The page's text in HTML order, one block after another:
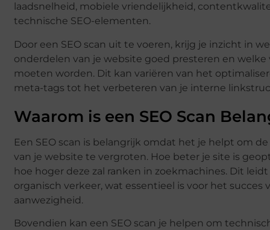
laadsnelheid, mobiele vriendelijkheid,
technische SEO-elementen.
Door een SEO scan uit te voeren, krijg je inzicht in
onderdelen van je website goed presteren en
moeten worden. Dit kan variëren van het
meta-tags tot het verbeteren van je interne
Waarom is een SEO Scan
Een SEO scan is belangrijk omdat het je helpt om
van je website te vergroten. Hoe beter je site is
hoe hoger deze zal ranken in zoekmachines. Dit
organisch verkeer, wat essentieel is voor het succes
aanwezigheid.
Bovendien kan een SEO scan je helpen om